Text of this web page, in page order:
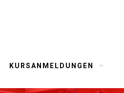
KURSANMELDUNGEN